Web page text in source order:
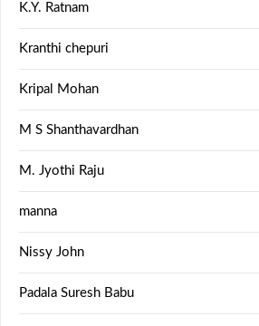
K.Y. Ratnam
Kranthi chepuri
Kripal Mohan
M S Shanthavardhan
M. Jyothi Raju
manna
Nissy John
Padala Suresh Babu